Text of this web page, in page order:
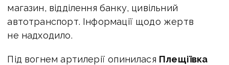
магазин, відділення банку, цивільний
автотранспорт. Інформації щодо жертв
не надходило.
Під вогнем артилерії опинилася Плещіївка